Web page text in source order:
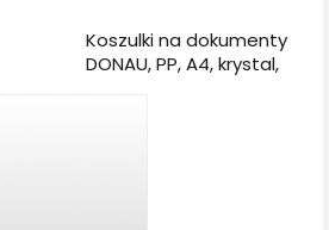
Koszulki na dokumenty
DONAU, PP, A4, krystal,